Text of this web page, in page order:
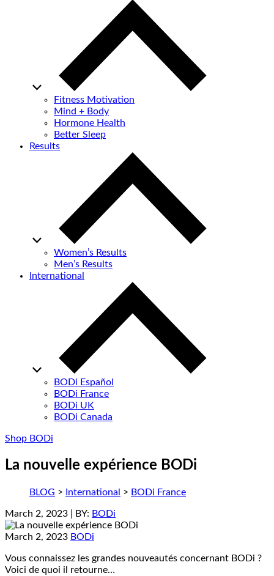
Fitness Motivation
Mind + Body
Hormone Health
Better Sleep
Results
Women’s Results
Men’s Results
International
BODi Español
BODi France
BODi UK
BODi Canada
Shop BODi
La nouvelle expérience BODi
BLOG > International > BODi France
March 2, 2023 | BY: BODi
March 2, 2023 BODi
Vous connaissez les grandes nouveautés concernant BODi ?
Voici de quoi il retourne…